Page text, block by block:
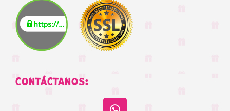
CONTÁCTANOS: